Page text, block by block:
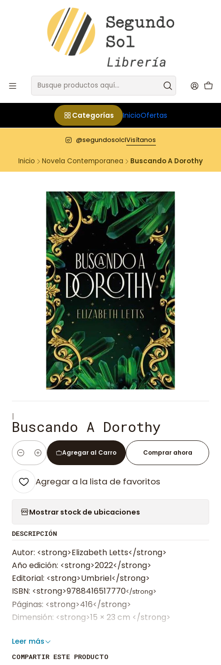
Categorías InicioOfertas
@segundosolclVisítanos
Inicio Novela Contemporanea Buscando A Dorothy
|
Buscando A Dorothy
Cantidad
Agregar al Carro Comprar ahora
Agregar a la lista de favoritos
Mostrar stock de ubicaciones
DESCRIPCIÓN
Autor: <strong>Elizabeth Letts</strong>
Año edición: <strong>2022</strong>
Editorial: <strong>Umbriel</strong>
ISBN: <strong>9788416517770</strong>
Páginas: <strong>416</strong>
Dimensión: <strong>15 × 23 cm </strong>
<strong>«Nuestra Dorothy no es de carne y hueso, Está
hecha de papel y lápiz, de palabras y frases, Pero tiene una
Leer más
COMPARTIR ESTE PRODUCTO